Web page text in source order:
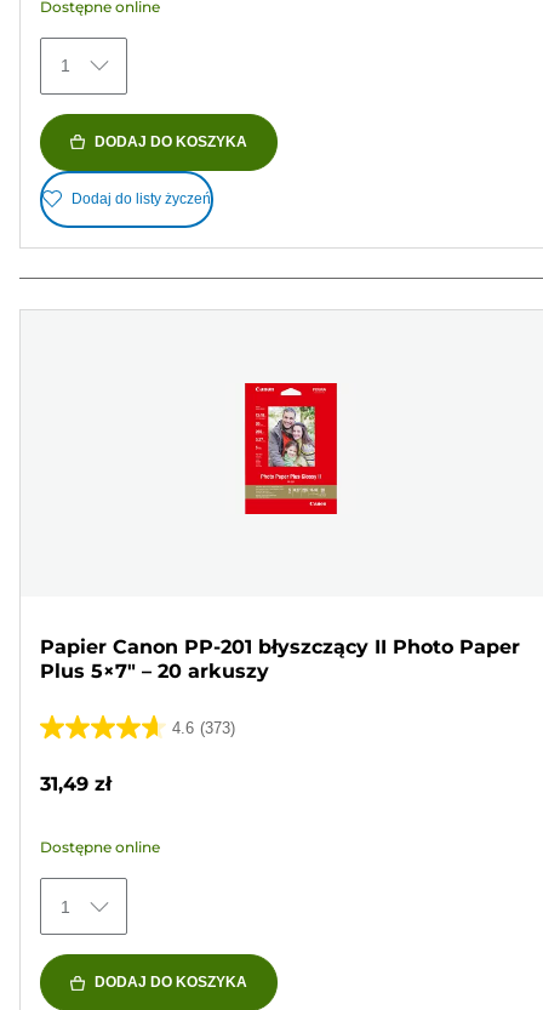
35
Recenzji
Dostępne online
1
DODAJ DO KOSZYKA
Dodaj do listy życzeń
Papier Canon PP-201 błyszczący II Photo Paper
Plus 5×7" – 20 arkuszy
4.6 (373)
4.6
5
373
Recenzji
31,49 zł
Dostępne online
1
DODAJ DO KOSZYKA